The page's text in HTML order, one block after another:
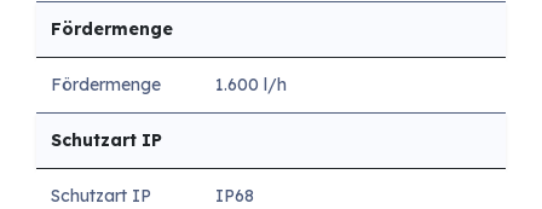
Fördermenge
Fördermenge 1.600 l/h
Schutzart IP
Schutzart IP IP68